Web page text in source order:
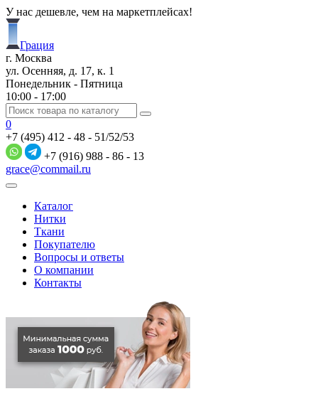
У нас дешевле, чем на маркетплейсах!
Грация
г. Москва
ул. Осенняя, д. 17, к. 1
Понедельник - Пятница
10:00 - 17:00
0
+7 (495) 412 - 48 - 51/52/53
+7 (916) 988 - 86 - 13
grace@commail.ru
Каталог
Нитки
Ткани
Покупателю
Вопросы и ответы
О компании
Контакты